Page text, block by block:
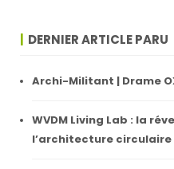
DERNIER ARTICLE PARU
Archi-Militant | Drame
WVDM Living Lab : la
l’architecture circulaire